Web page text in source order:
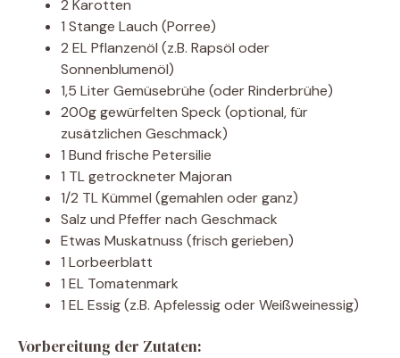
2 Karotten
1 Stange Lauch (Porree)
2 EL Pflanzenöl (z.B. Rapsöl oder
Sonnenblumenöl)
1,5 Liter Gemüsebrühe (oder Rinderbrühe)
200g gewürfelten Speck (optional, für
zusätzlichen Geschmack)
1 Bund frische Petersilie
1 TL getrockneter Majoran
1/2 TL Kümmel (gemahlen oder ganz)
Salz und Pfeffer nach Geschmack
Etwas Muskatnuss (frisch gerieben)
1 Lorbeerblatt
1 EL Tomatenmark
1 EL Essig (z.B. Apfelessig oder Weißweinessig)
Vorbereitung der Zutaten: